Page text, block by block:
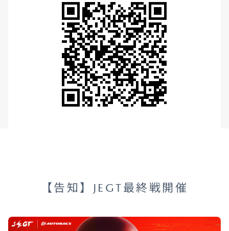
【告知】JEGT最終戦開催